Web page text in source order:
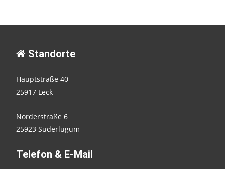
Standorte
Hauptstraße 40
25917 Leck
Norderstraße 6
25923 Süderlügum
Telefon & E-Mail